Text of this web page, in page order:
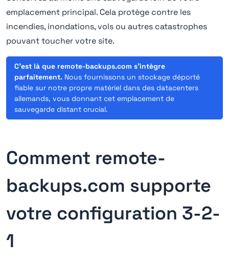
emplacement principal. Cela protège contre les
incendies, inondations, vols ou autres catastrophes
pouvant toucher votre site.
C'est là que remote-backups.com s'intègre
parfaitement. Nous fournissons un stockage déporté
fiable sur notre propre matériel dans des datacenters
allemands, vous donnant cet emplacement de
sauvegarde distant crucial.
Comment remote-
backups.com supporte
votre configuration 3-2-
1